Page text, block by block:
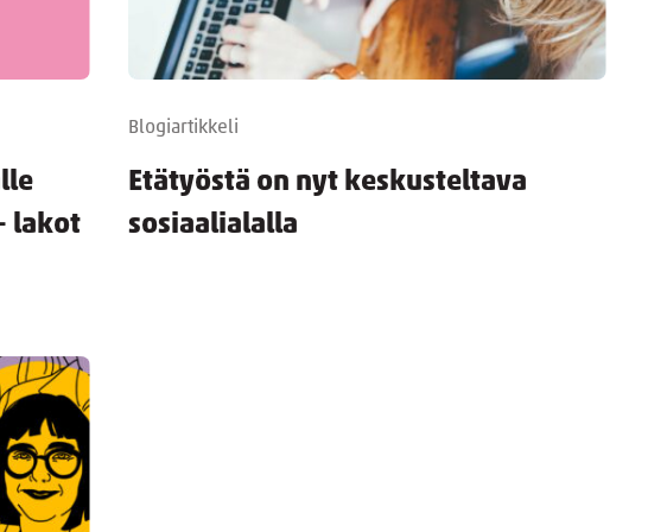
lakot
Blogiartikkeli
Etätyöstä on nyt keskusteltava
sosiaalialalla